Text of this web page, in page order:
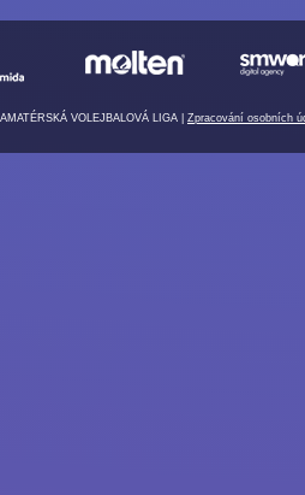
VOLEJBALOVÁ LIGA | Zpracování osobních